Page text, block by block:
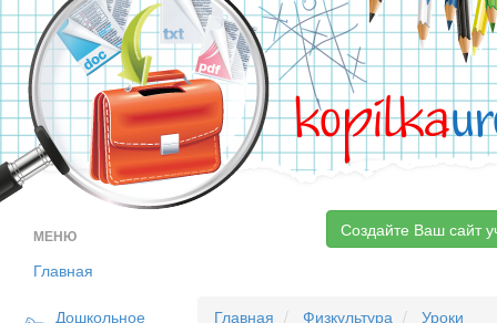
kopilka
МЕНЮ
Главная
Дошкольное
Создайте Ваш сайт
Главная Физкультура
Уроки